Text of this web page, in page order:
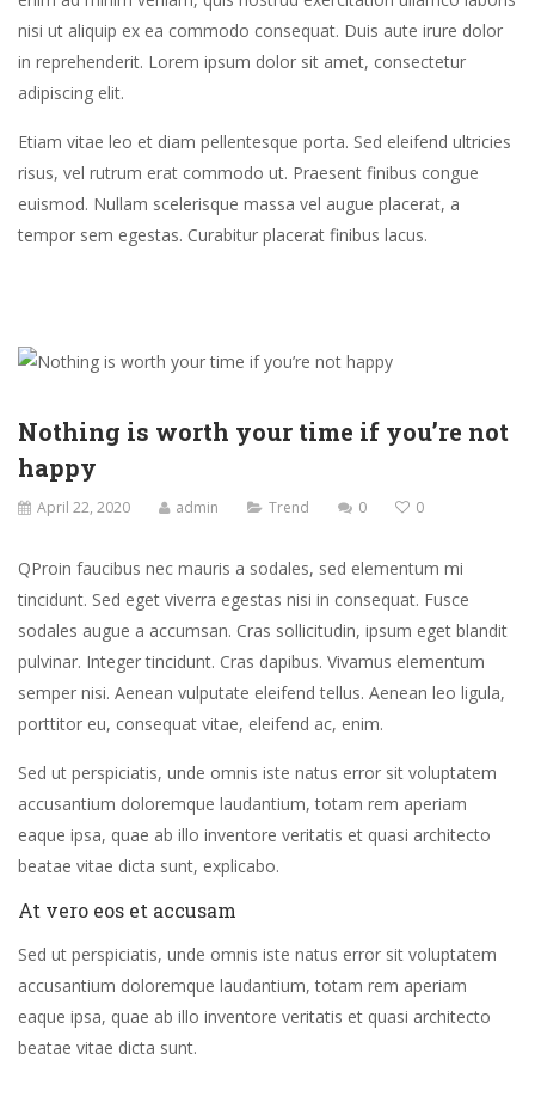
gubergren,
no
sea
sanctus
nisi ut aliquip ex ea commodo consequat. Duis aute irure dolor
in reprehenderit. Lorem ipsum dolor sit amet, consectetur
adipiscing elit.
Etiam vitae leo et diam pellentesque porta. Sed eleifend ultricies
risus, vel rutrum erat commodo ut. Praesent finibus congue
euismod. Nullam scelerisque massa vel augue placerat, a
tempor sem egestas. Curabitur placerat finibus lacus.
Nothing is worth your time if you’re not
happy
April 22, 2020 admin Trend 0 0
QProin faucibus nec mauris a sodales, sed elementum mi
tincidunt. Sed eget viverra egestas nisi in consequat. Fusce
sodales augue a accumsan. Cras sollicitudin, ipsum eget blandit
pulvinar. Integer tincidunt. Cras dapibus. Vivamus elementum
semper nisi. Aenean vulputate eleifend tellus. Aenean leo ligula,
porttitor eu, consequat vitae, eleifend ac, enim.
Sed ut perspiciatis, unde omnis iste natus error sit voluptatem
accusantium doloremque laudantium, totam rem aperiam
eaque ipsa, quae ab illo inventore veritatis et quasi architecto
beatae vitae dicta sunt, explicabo.
At vero eos et accusam
Sed ut perspiciatis, unde omnis iste natus error sit voluptatem
accusantium doloremque laudantium, totam rem aperiam
eaque ipsa, quae ab illo inventore veritatis et quasi architecto
beatae vitae dicta sunt.